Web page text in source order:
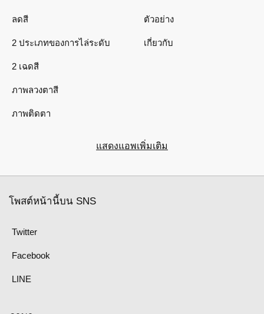
ลดสี
2 ประเภทของการไล่ระดับ
2 เฉดสี
ภาพลวงตาสี
ภาพติดตา
ตัวอย่าง
เกี่ยวกับ
แสดงแอพเพิ่มเติม
โพสต์หน้านี้บน SNS
Twitter
Facebook
LINE